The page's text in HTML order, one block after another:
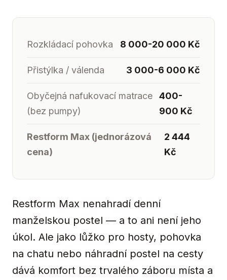
Rozkládací pohovka 8 000-20 000 Kč
Přistýlka / válenda 3 000-6 000 Kč
Obyčejná nafukovací matrace
(bez pumpy)
400-
900 Kč
Restform Max (jednorázová
cena)
2 444
Kč
Restform Max nenahradí denní
manželskou postel — a to ani není jeho
úkol. Ale jako lůžko pro hosty, pohovka
na chatu nebo náhradní postel na cesty
dává komfort bez trvalého záboru místa a